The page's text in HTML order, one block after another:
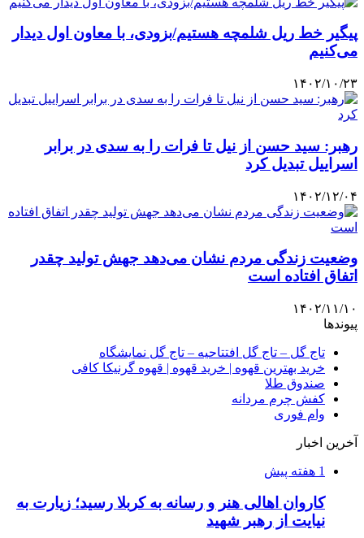
پیگیر خط ریل شلمچه هستیم/بزودی، با معاون اول دیدار
می‌کنیم
۱۴۰۲/۱۰/۲۳
رهبر: سید حسن از نیل تا فرات را به سدی در برابر
اسراییل تبدیل کرد
۱۴۰۲/۱۲/۰۴
وضعیت زندگی مردم نشان می‌دهد جهش تولید چقدر
اتفاق افتاده است
۱۴۰۲/۱۱/۱۰
پیوندها
تاج گل – تاج گل افتتاحیه – تاج گل نمایشگاه
خرید بهترین قهوه | خرید قهوه | قهوه گرنیکا کافی
صندوق طلا
کفش چرم مردانه
وام فوری
آخرین اخبار
1 هفته پیش
کاروان اهالی هنر و رسانه به کربلا رسید؛ زیارت به
نیایت از رهبر شهید